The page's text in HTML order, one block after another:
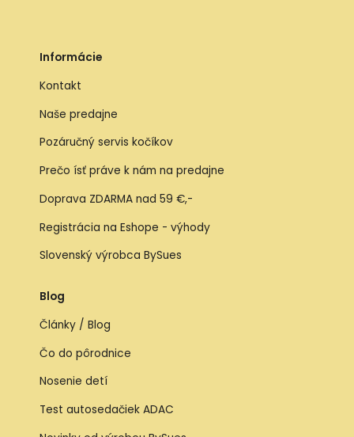
Informácie
Kontakt
Naše predajne
Pozáručný servis kočíkov
Prečo ísť práve k nám na predajne
Doprava ZDARMA nad 59 €,-
Registrácia na Eshope - výhody
Slovenský výrobca BySues
Blog
Články / Blog
Čo do pôrodnice
Nosenie detí
Test autosedačiek ADAC